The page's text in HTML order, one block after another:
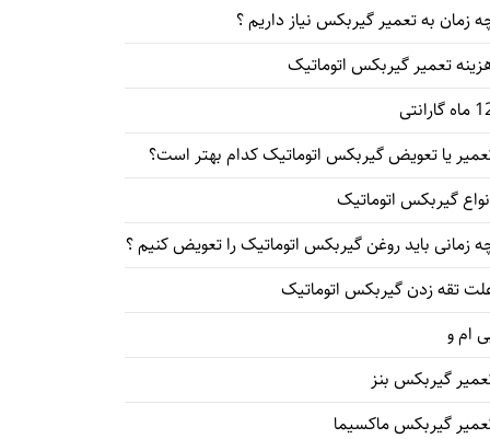
زمان به تعمیر گیربکس نیاز داریم ؟
تعمیر گیربکس اتوماتیک
یا تعویض گیربکس اتوماتیک کدام بهتر است؟
گیربکس اتوماتیک
زمانی باید روغن گیربکس اتوماتیک را تعویض کنیم ؟
تقه زدن گیربکس اتوماتیک
ام و
گیربکس بنز
گیربکس ماکسیما